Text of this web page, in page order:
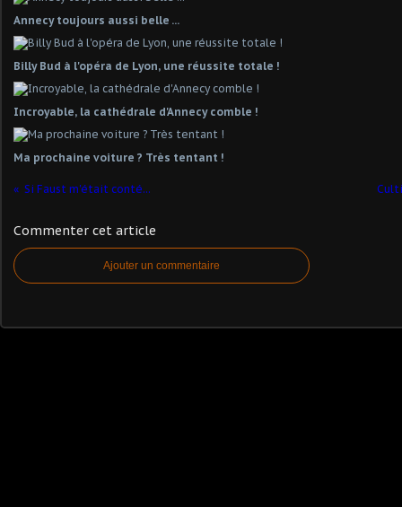
Annecy toujours aussi belle ...
Billy Bud à l'opéra de Lyon, une réussite totale !
Incroyable, la cathédrale d'Annecy comble !
Ma prochaine voiture ? Très tentant !
Si Faust m'était conté...
Commenter cet article
Ajouter un commentaire